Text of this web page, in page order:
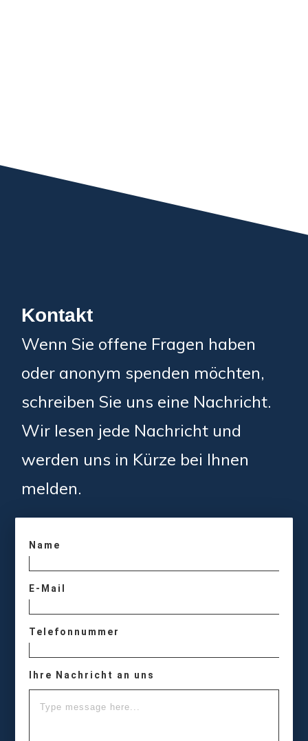
Kontakt
Wenn Sie offene Fragen haben
oder anonym spenden möchten,
schreiben Sie uns eine Nachricht.
Wir lesen jede Nachricht und
werden uns in Kürze bei Ihnen
melden.
Name
E-Mail
Telefonnummer
Ihre Nachricht an uns